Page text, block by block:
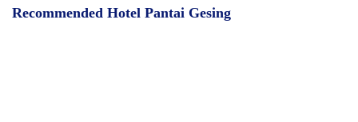
Recommended Hotel Pantai Gesing